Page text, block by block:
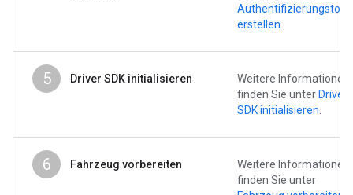
erstellen
5 Driver SDK initialisieren
Weitere Informationen
finden Sie unter Driver
SDK initialisieren
6 Fahrzeug vorbereiten
Weitere Informationen
finden Sie unter